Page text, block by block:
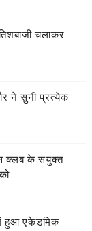
चलाकर
ने सुनी प्रत्येक
क्लब के सयुक्त
में हुआ एकेडमिक